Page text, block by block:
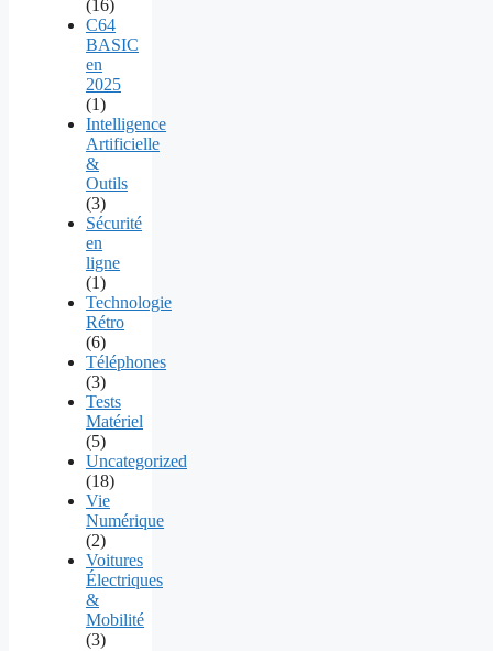
(16)
C64
BASIC
en
2025
(1)
Intelligence
Artificielle
&
Outils
(3)
Sécurité
en
ligne
(1)
Technologie
Rétro
(6)
Téléphones
(3)
Tests
Matériel
(5)
Uncategorized
(18)
Vie
Numérique
(2)
Voitures
Électriques
&
Mobilité
(3)